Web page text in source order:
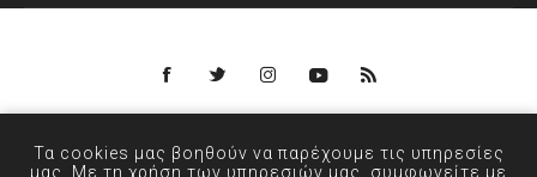
© 2026 ANXIN - Designed by
Τα cookies μας βοηθούν να παρέχουμε τις υπηρεσίες
μας. Με τη χρήση των υπηρεσιών μας, συμφωνείτε με